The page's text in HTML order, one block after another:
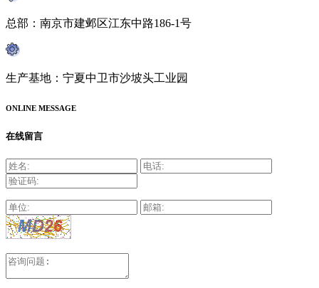
总部：南京市建邺区江东中路186-1号
生产基地：宁夏中卫市沙坡头工业园
ONLINE MESSAGE
在线留言